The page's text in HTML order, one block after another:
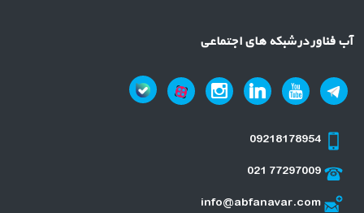
آب فناور در شبکه های اجتماعی
09218178954
021 77297009
info@abfanavar.com